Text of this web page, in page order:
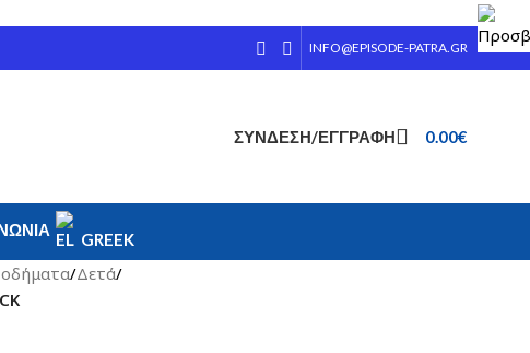
INFO@EPISODE-PATRA.GR
ΣΎΝΔΕΣΗ/ΕΓΓΡΑΦΉ 0.00€
GREEK
/Δετά/